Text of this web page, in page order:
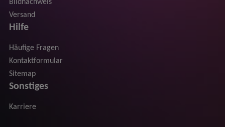
Bildnachweis
Versand
Hilfe
Häufige Fragen
Kontaktformular
Sitemap
Sonstiges
Karriere